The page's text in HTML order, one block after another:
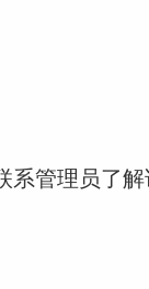
系管理员了